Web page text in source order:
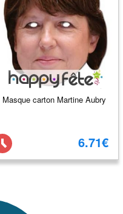
Masque carton Martine Aubry
6.71€